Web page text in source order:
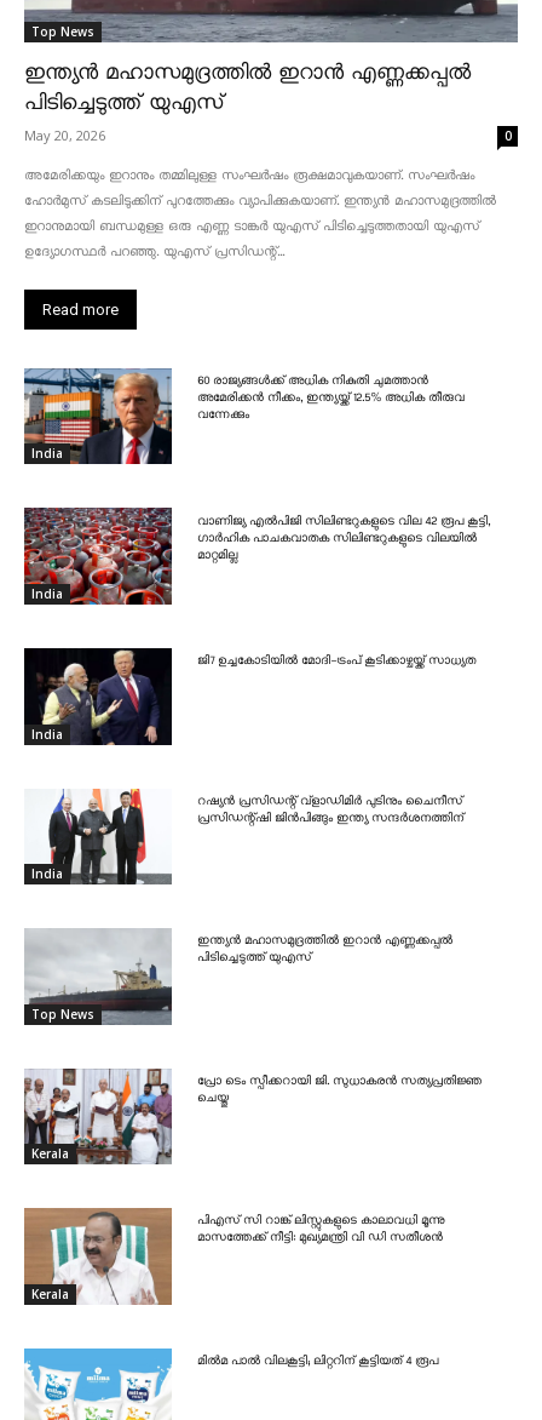
Top News
ഇന്ത്യൻ മഹാസമുദ്രത്തിൽ ഇറാൻ എണ്ണക്കപ്പൽ
പിടിച്ചെടുത്ത് യുഎസ്
May 20, 2026 0
അമേരിക്കയും ഇറാനും തമ്മിലുള്ള സംഘർഷം രൂക്ഷമാവുകയാണ്. സംഘർഷം
ഹോർമുസ് കടലിടുക്കിന് പുറത്തേക്കും വ്യാപിക്കുകയാണ്. ഇന്ത്യൻ മഹാസമുദ്രത്തിൽ
ഇറാനുമായി ബന്ധമുള്ള ഒരു എണ്ണ ടാങ്കർ യുഎസ് പിടിച്ചെടുത്തതായി യുഎസ്
ഉദ്യോഗസ്ഥർ പറഞ്ഞു. യുഎസ് പ്രസിഡന്റ്...
Read more
India
60 രാജ്യങ്ങൾക്ക് അധിക നികുതി ചുമത്താൻ
അമേരിക്കൻ നീക്കം, ഇന്ത്യയ്ക്ക് 12.5% അധിക തീരുവ
വന്നേക്കും
India
വാണിജ്യ എൽപിജി സിലിണ്ടറുകളുടെ വില 42 രൂപ കൂട്ടി,
ഗാർഹിക പാചകവാതക സിലിണ്ടറുകളുടെ വിലയിൽ
മാറ്റമില്ല
India
ജി7 ഉച്ചകോടിയിൽ മോദി-ട്രംപ് കൂടിക്കാഴ്ചയ്ക്ക് സാധ്യത
India
റഷ്യൻ പ്രസിഡന്റ് വ്‌ളാഡിമിർ പുടിനും ചൈനീസ്
പ്രസിഡന്റ്ഷി ജിൻപിങ്ങും ഇന്ത്യ സന്ദർശനത്തിന്
Top News
ഇന്ത്യൻ മഹാസമുദ്രത്തിൽ ഇറാൻ എണ്ണക്കപ്പൽ
പിടിച്ചെടുത്ത് യുഎസ്
Kerala
പ്രോ ടെം സ്പീക്കറായി ജി. സുധാകരൻ സത്യപ്രതിജ്ഞ
ചെയ്തു
Kerala
പിഎസ് സി റാങ്ക് ലിസ്റ്റുകളുടെ കാലാവധി മൂന്നു
മാസത്തേക്ക് നീട്ടി: മുഖ്യമന്ത്രി വി ഡി സതീശൻ
മിൽമ പാൽ വിലകൂട്ടി; ലിറ്ററിന് കൂട്ടിയത് 4 രൂപ